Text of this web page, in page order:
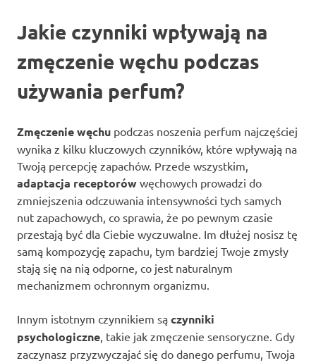
Jakie czynniki wpływają na
zmęczenie węchu podczas
używania perfum?
Zmęczenie węchu podczas noszenia perfum najczęściej
wynika z kilku kluczowych czynników, które wpływają na
Twoją percepcję zapachów. Przede wszystkim,
adaptacja receptorów węchowych prowadzi do
zmniejszenia odczuwania intensywności tych samych
nut zapachowych, co sprawia, że po pewnym czasie
przestają być dla Ciebie wyczuwalne. Im dłużej nosisz tę
samą kompozycję zapachu, tym bardziej Twoje zmysły
stają się na nią odporne, co jest naturalnym
mechanizmem ochronnym organizmu.
Innym istotnym czynnikiem są czynniki
psychologiczne, takie jak zmęczenie sensoryczne. Gdy
zaczynasz przyzwyczajać się do danego perfumu, Twoja